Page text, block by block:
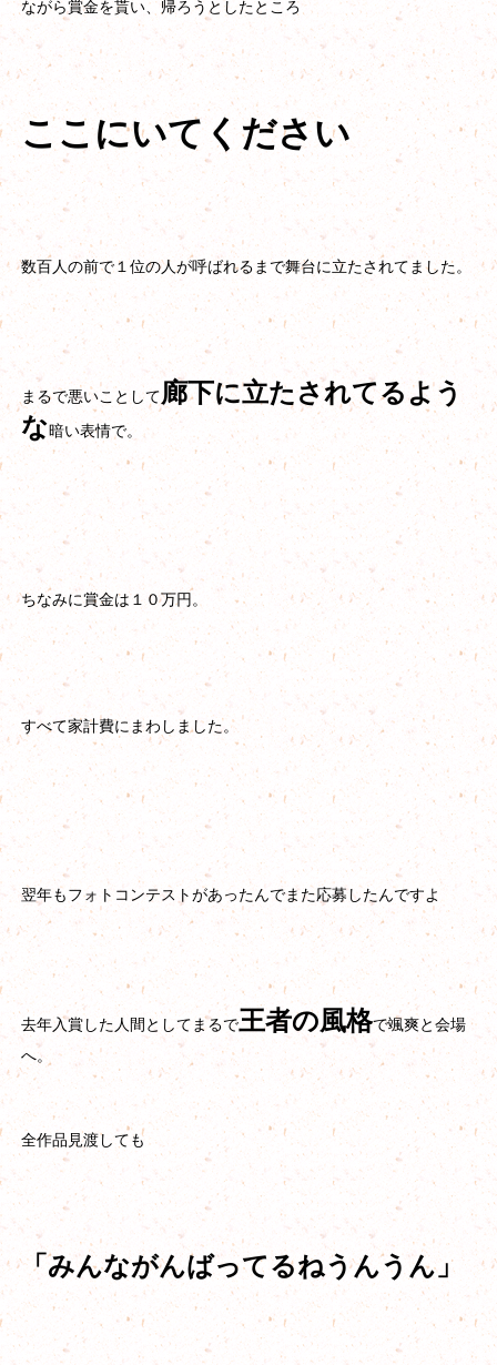
ながら賞金を貰い、帰ろうとしたところ
ここにいてください
数百人の前で１位の人が呼ばれるまで舞台に立たされてました。
まるで悪いことして廊下に立たされてるよう
な暗い表情で。
ちなみに賞金は１０万円。
すべて家計費にまわしました。
翌年もフォトコンテストがあったんでまた応募したんですよ
去年入賞した人間としてまるで王者の風格で颯爽と会場
へ。
全作品見渡しても
「みんながんばってるねうんうん」